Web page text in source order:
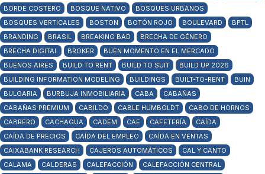
BORDE COSTERO
BOSQUE NATIVO
BOSQUES URBANOS
BOSQUES VERTICALES
BOSTON BOTÓN ROJO BOULEVARD
BPTL
BRANDING
BRASIL BREAKING BAD
BRECHA DE GÉNERO
BRECHA DIGITAL
BROKER
BUEN MOMENTO EN EL MERCADO
BUENOS AIRES
BUILD TO RENT BUILD TO SUIT
BUILD UP 2026
BUILDING INFORMATION MODELING
BUILDINGS BUILT-TO-RENT
BUIN
BULGARIA
BURBUJA INMOBILIARIA CABA
CABAÑAS
CABAÑAS PREMIUM
CABILDO CABLE HUMBOLDT
CABO DE HORNOS
CABRERO
CACHAGUA CADEM CAE CAFETERÍA
CAÍDA
CAÍDA DE PRECIOS
CAÍDA DEL EMPLEO
CAÍDA EN VENTAS
CAIXABANK RESEARCH
CAJEROS AUTOMÁTICOS
CAL Y CANTO
CALAMA
CALDERAS CALEFACCIÓN
CALEFACCIÓN CENTRAL